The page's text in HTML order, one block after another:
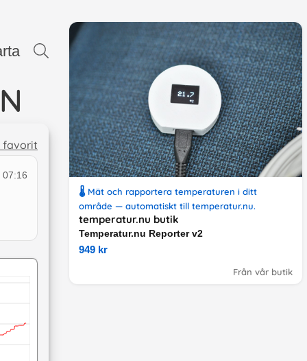
favorit
07:16
🌡️ Mät och rapportera temperaturen i ditt
område — automatiskt till temperatur.nu.
temperatur.nu butik
Temperatur.nu Reporter v2
949 kr
Från vår butik